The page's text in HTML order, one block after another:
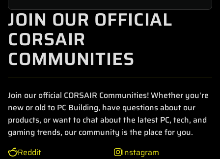
JOIN OUR OFFICIAL
CORSAIR
COMMUNITIES
Join our official CORSAIR Communities! Whether you're
new or old to PC Building, have questions about our
products, or want to chat about the latest PC, tech, and
gaming trends, our community is the place for you.
Reddit
Instagram